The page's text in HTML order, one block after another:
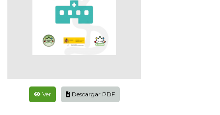
Ver Descargar PDF